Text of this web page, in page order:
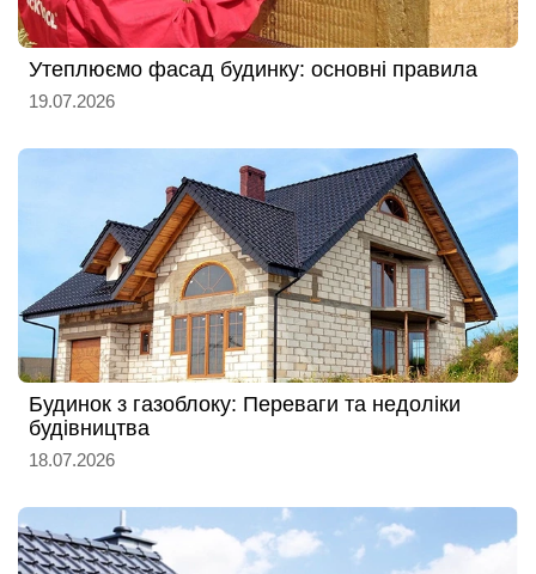
Утеплюємо фасад будинку: основні правила
19.07.2026
Будинок з газоблоку: Переваги та недоліки
будівництва
18.07.2026